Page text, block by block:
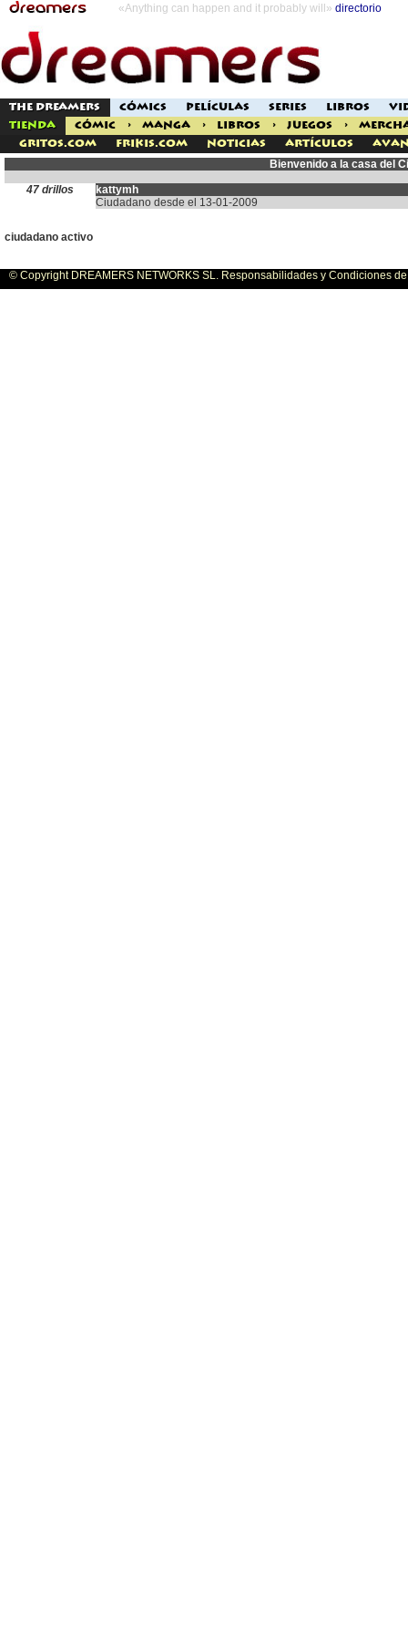
«Anything can happen and it probably will» directorio
THE DREAMERS CÓMICS PELÍCULAS SERIES LIBROS
TIENDA
CÓMIC > MANGA > LIBROS > JUEGOS >
Gritos.com
Frikis.com Noticias Artículos
Bienvenido a la casa del
47 drillos
kattymh
Ciudadano desde el 13-01-2009
ciudadano activo
© Copyright DREAMERS NETWORKS SL. Responsabilidades y Condiciones